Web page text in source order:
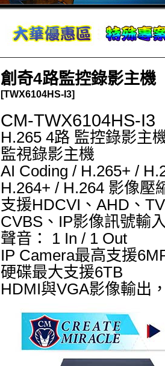
創奇4路監控錄影主機
[TWX6104HS-I3]
CM-TWX6104HS-I3
H.265 4路 監控錄影主
監視錄影主機
AI Coding / H.265+ /
H.264+ / H.264 影像壓
支援HDCVI、AHD、
CVBS、IP影像訊號輸
聲音： 1 In / 1 Out
IP Camera最高支援
硬碟最大支援6TB
HDMI與VGA影像輸出